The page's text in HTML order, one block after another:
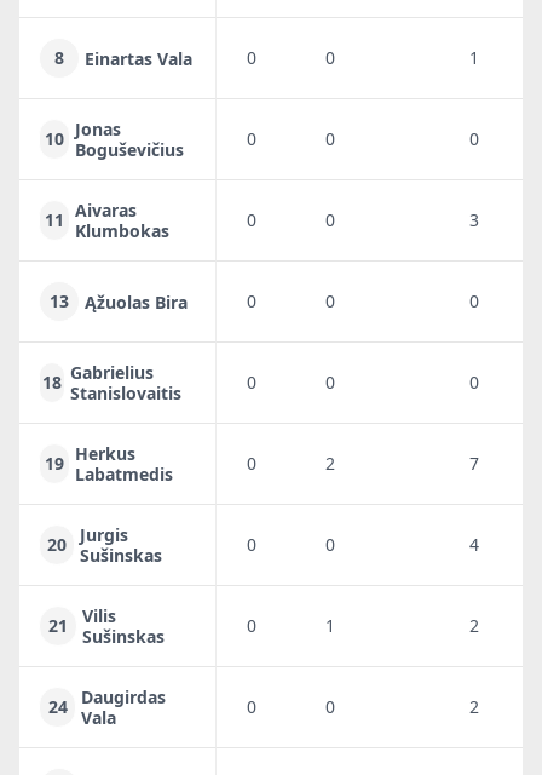
8 Einartas Vala 0 0 1
10 Jonas
Boguševičius
0 0 0
11 Aivaras
Klumbokas
0 0 3
13 Ąžuolas Bira 0 0 0
18 Gabrielius
Stanislovaitis
0 0 0
19 Herkus
Labatmedis
0 2 7
20
Jurgis
Sušinskas
0 0 4
21
Vilis
Sušinskas
0 1 2
24
Daugirdas
Vala
0 0 2